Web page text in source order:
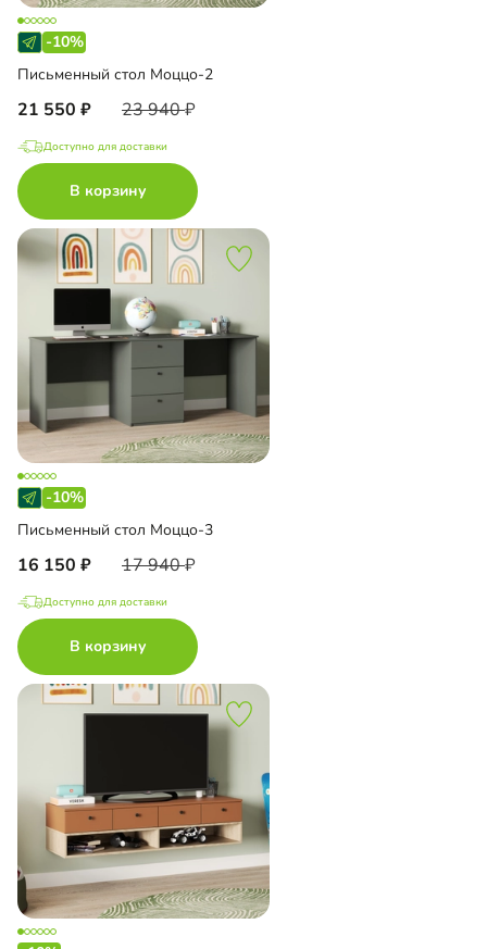
-10%
Письменный стол Моццо-2
21 550 23 940
Доступно для доставки
В корзину
-10%
Письменный стол Моццо-3
16 150 17 940
Доступно для доставки
В корзину